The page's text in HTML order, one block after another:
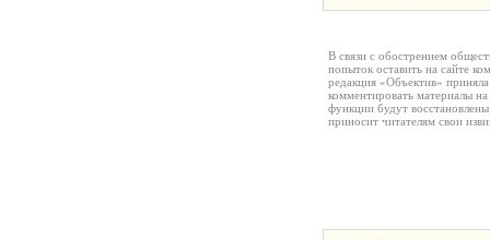
В связи с обострением
попыток оставить на сайте
редакция «Объектив»
комментировать материалы
функции будут
приносит читателям свои